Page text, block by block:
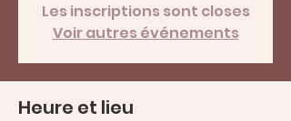
Les inscriptions sont closes
Voir autres événements
Heure et lieu